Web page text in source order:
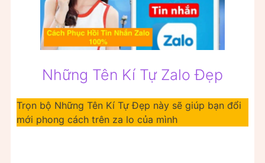
Những Tên Kí Tự Zalo Đẹp
Trọn bộ Những Tên Kí Tự Đẹp này sẽ giúp bạn đổi
mới phong cách trên za lo của mình